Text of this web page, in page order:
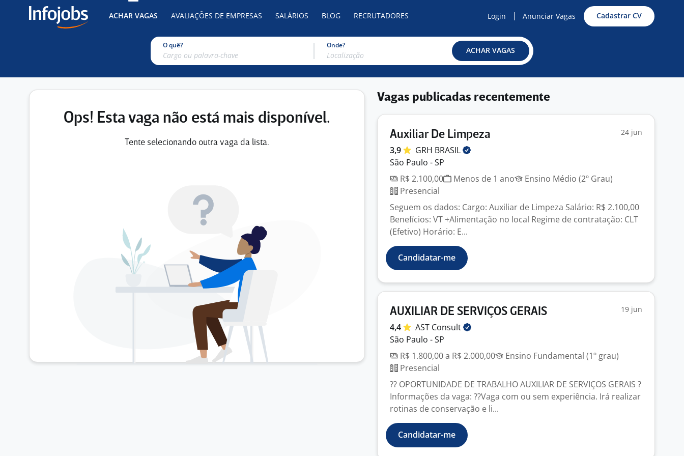
ACHAR VAGAS AVALIAÇÕES DE EMPRESAS SALÁRIOS BLOG RECRUTADORES Login Anunciar Vagas Cadastrar CV
O quê? Onde?
ACHAR VAGAS
Ops! Esta vaga não está mais disponível.
Tente selecionando outra vaga da lista.
Vagas publicadas recentemente
Auxiliar De Limpeza 24 jun
3,9 GRH BRASIL
São Paulo - SP
R$ 2.100,00
Menos de 1 ano
Ensino Médio (2º Grau)
Presencial
Seguem os dados: Cargo: Auxiliar de Limpeza Salário: R$ 2.100,00
Benefícios: VT +Alimentação no local Regime de contratação: CLT
(Efetivo) Horário: E...
Candidatar-me
AUXILIAR DE SERVIÇOS GERAIS 19 jun
4,4 AST Consult
São Paulo - SP
R$ 1.800,00 a R$ 2.000,00
Ensino Fundamental (1º grau)
Presencial
?? OPORTUNIDADE DE TRABALHO AUXILIAR DE SERVIÇOS GERAIS ?
Informações da vaga: ??Vaga com ou sem experiência. Irá realizar
rotinas de conservação e li...
Candidatar-me